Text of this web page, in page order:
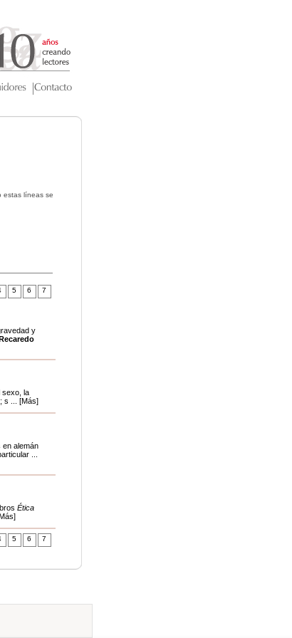
estas líneas se
7
6
5
y
sexo, la
s ... [Más]
alemán
...
Ética
7
6
5